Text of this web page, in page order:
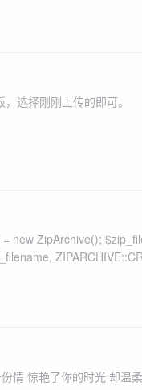
选择刚刚上传的即可。
new ZipArchive();
$zip-
情 惊艳了你的时光 却温